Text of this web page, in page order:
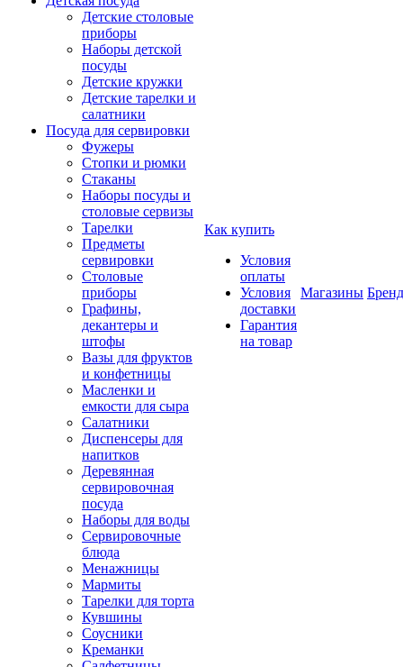
Детские столовые
приборы
Наборы детской
посуды
Детские кружки
Детские тарелки и
салатники
Посуда для сервировки
Фужеры
Стопки и рюмки
Стаканы
Наборы посуды и
столовые сервизы
Тарелки
Предметы
сервировки
Столовые
приборы
Графины,
декантеры и
штофы
Вазы для фруктов
и конфетницы
Масленки и
емкости для сыра
Салатники
Диспенсеры для
напитков
Деревянная
сервировочная
посуда
Наборы для воды
Сервировочные
блюда
Менажницы
Мармиты
Тарелки для торта
Кувшины
Соусники
Креманки
Как купить
Условия
оплаты
Условия
доставки
Гарантия
на товар
Магазины